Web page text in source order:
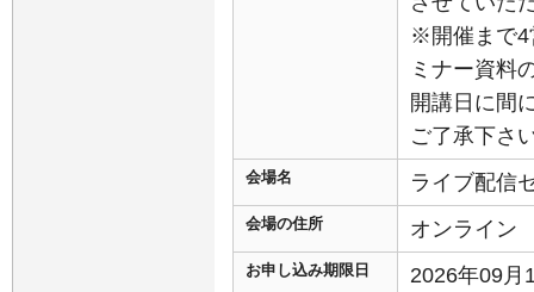
※開催まで4
ミナー資料
開講日に間
ご了承下さ
会場名 ライブ配信
会場の住所 オンライン
お申し込み期限日 2026年09月